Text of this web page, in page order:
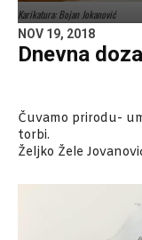
Karikatura: Bojan Jokanović
NOV 19, 2018
Dnevna
Čuvamo prirodu-
torbi.
Željko Žele